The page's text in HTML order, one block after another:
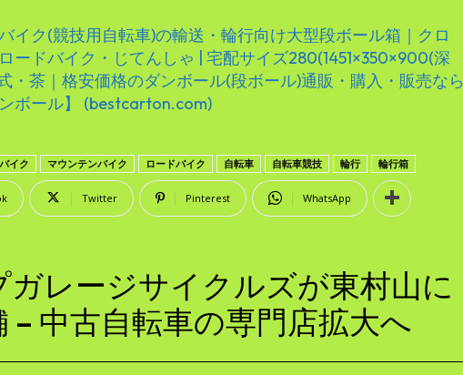
イク(競技用自転車)の輸送・輪行向け大型段ボール箱｜クロ
ードバイク・じてんしゃ | 宅配サイズ280(1451×350×900(深
・茶｜格安価格のダンボール(段ボール)通販・購入・販売なら
ンボール】 (bestcarton.com)
イク マウンテンバイク ロードバイク 自転車 自転車競技 輪行 輪行箱
Twitter Pinterest WhatsApp
ガレージサイクルズが東村山に
– 中古自転車の専門店拡大へ